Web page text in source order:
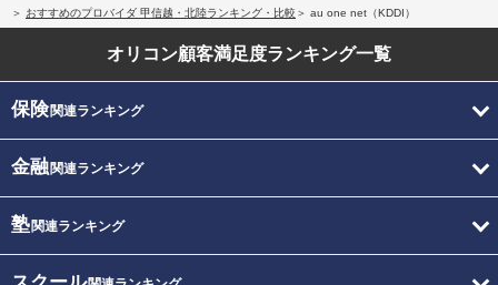
おすすめのプロバイダ 甲信越・北陸ランキング・比較
au one net（KDDI）
オリコン顧客満足度ランキング一覧
保険関連ランキング
金融関連ランキング
塾関連ランキング